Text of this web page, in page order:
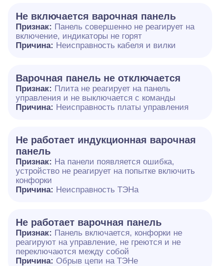
Не включается варочная панель
Признак: Панель совершенно не реагирует на
включение, индикаторы не горят
Причина: Неисправность кабеля и вилки
Варочная панель не отключается
Признак: Плита не реагирует на панель
управления и не выключается с команды
Причина: Неисправность платы управления
Не работает индукционная варочная
панель
Признак: На панели появляется ошибка,
устройство не реагирует на попытке включить
конфорки
Причина: Неисправность ТЭНа
Не работает варочная панель
Признак: Панель включается, конфорки не
реагируют на управление, не греются и не
переключаются между собой
Причина: Обрыв цепи на ТЭНе